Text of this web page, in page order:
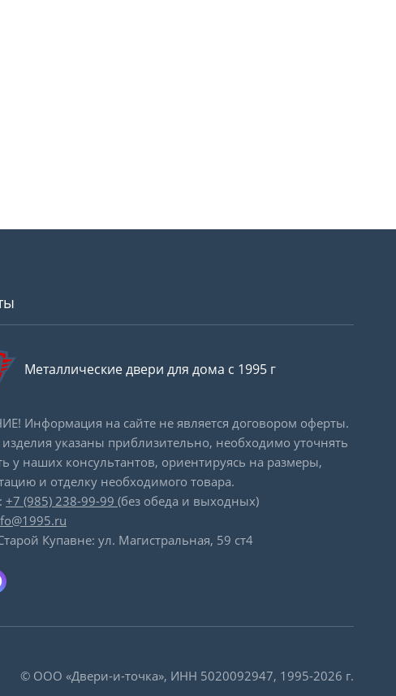
Металлические двери для дома с 1995 г
Информация на сайте не является договором оферты.
указаны приблизительно, необходимо уточнять
у наших консультантов, ориентируясь на размеры,
и отделку необходимого товара.
+7 (985) 238-99-99 (без обеда и выходных)
Купавне: ул. Магистральная, 59 ст4
© ООО «Двери-и-точка», ИНН 5020092947, 1995-2026 г.